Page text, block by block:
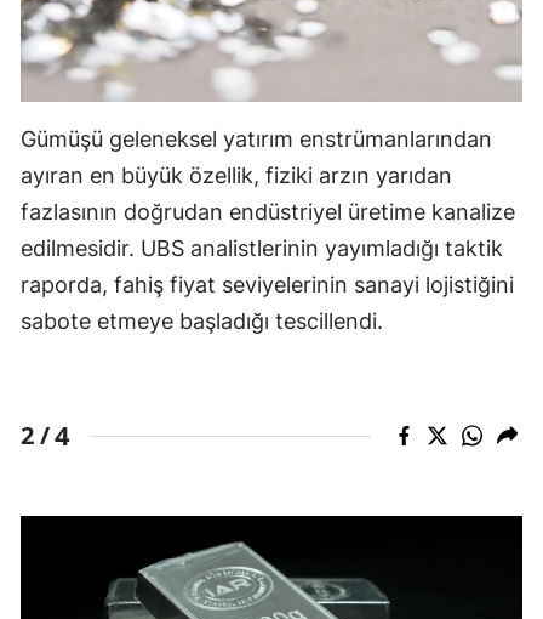
Gümüşü geleneksel yatırım enstrümanlarından
ayıran en büyük özellik, fiziki arzın yarıdan
fazlasının doğrudan endüstriyel üretime kanalize
edilmesidir. UBS analistlerinin yayımladığı taktik
raporda, fahiş fiyat seviyelerinin sanayi lojistiğini
sabote etmeye başladığı tescillendi.
2 /4